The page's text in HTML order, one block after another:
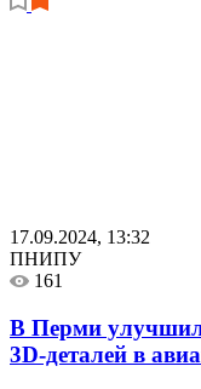
17.09.2024, 13:32
ПНИПУ
161
В Перми
3D-деталей в